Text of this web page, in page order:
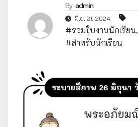
By admin
มิ.ย. 21, 2024
#รวมใบงานนักเรียน,
#สำหรับนักเรียน